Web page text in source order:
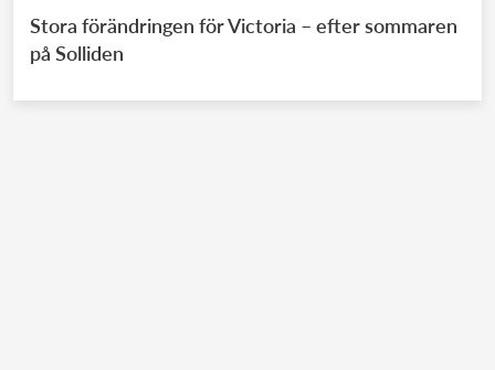
Stora förändringen för Victoria – efter sommaren
på Solliden